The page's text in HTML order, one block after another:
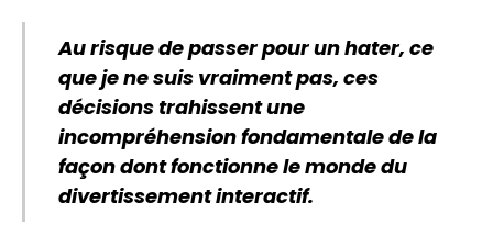
Au risque de passer pour un hater, ce
que je ne suis vraiment pas, ces
décisions trahissent une
incompréhension fondamentale de la
façon dont fonctionne le monde du
divertissement interactif.